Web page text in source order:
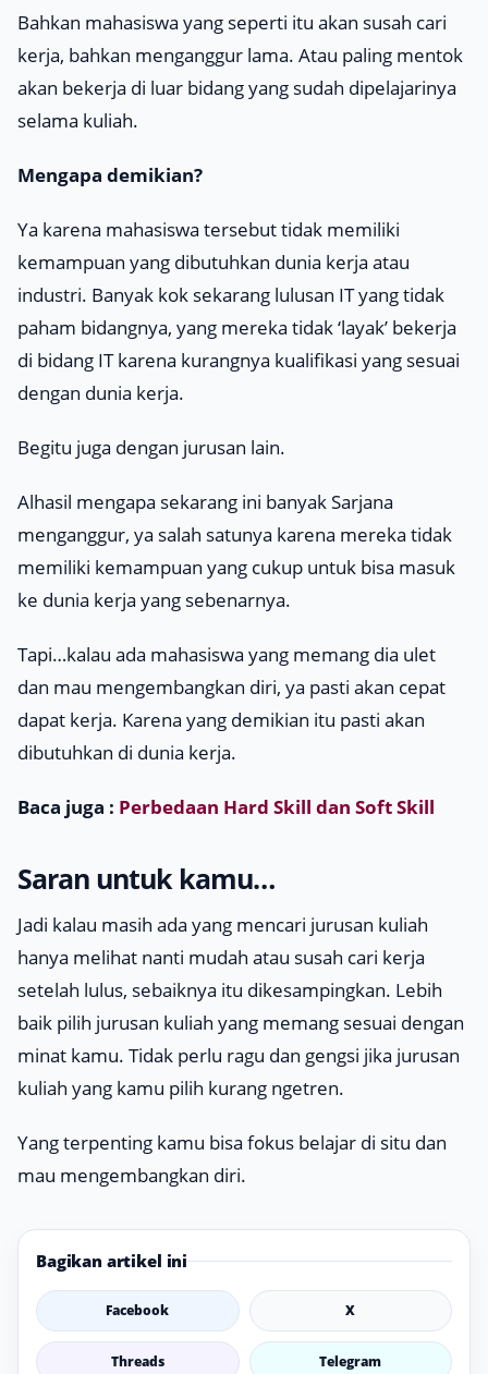
Bahkan mahasiswa yang seperti itu akan susah cari
kerja, bahkan menganggur lama. Atau paling mentok
akan bekerja di luar bidang yang sudah dipelajarinya
selama kuliah.
Mengapa demikian?
Ya karena mahasiswa tersebut tidak memiliki
kemampuan yang dibutuhkan dunia kerja atau
industri. Banyak kok sekarang lulusan IT yang tidak
paham bidangnya, yang mereka tidak ‘layak’ bekerja
di bidang IT karena kurangnya kualifikasi yang sesuai
dengan dunia kerja.
Begitu juga dengan jurusan lain.
Alhasil mengapa sekarang ini banyak Sarjana
menganggur, ya salah satunya karena mereka tidak
memiliki kemampuan yang cukup untuk bisa masuk
ke dunia kerja yang sebenarnya.
Tapi…kalau ada mahasiswa yang memang dia ulet
dan mau mengembangkan diri, ya pasti akan cepat
dapat kerja. Karena yang demikian itu pasti akan
dibutuhkan di dunia kerja.
Baca juga : Perbedaan Hard Skill dan Soft Skill
Saran untuk kamu…
Jadi kalau masih ada yang mencari jurusan kuliah
hanya melihat nanti mudah atau susah cari kerja
setelah lulus, sebaiknya itu dikesampingkan. Lebih
baik pilih jurusan kuliah yang memang sesuai dengan
minat kamu. Tidak perlu ragu dan gengsi jika jurusan
kuliah yang kamu pilih kurang ngetren.
Yang terpenting kamu bisa fokus belajar di situ dan
mau mengembangkan diri.
Bagikan artikel ini
Facebook X
Threads Telegram